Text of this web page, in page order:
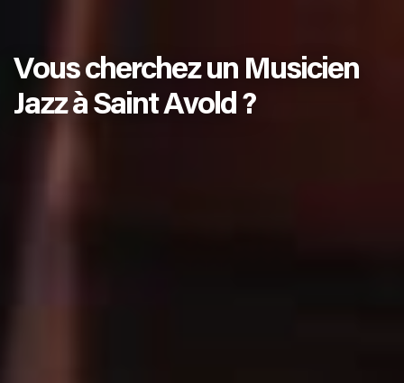
Vous cherchez un Musicien
Jazz à Saint Avold ?